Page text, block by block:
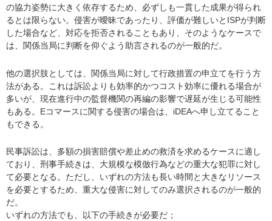
の協力姿勢に大きく依存するため、必ずしも一貫した成果が得られ
るとは限らない。侵害が曖昧であったり、評価が難しいとISPが判断
した場合など、対応を拒否されることもあり、そのようなケースで
は、関係当局に判断を仰ぐよう助言されるのが一般的だ。
他の選択肢としては、関係当局に対して行政措置の申立てを行う方
法がある。これは訴訟よりも効率的かつコスト効率に優れる場合が
多いが、現在進行中の監督機関の再編の影響で遅延が生じる可能性
もある。Eコマースに関する侵害の場合は、iDEAへ申し立てること
もできる。
民事訴訟は、多額の損害賠償や差止めの救済を求めるケースに適し
ており、刑事手続きは、大規模な模倣行為などの重大な犯罪に対し
て必要となる。ただし、いずれの方法も長い時間と大きなリソース
を必要とするため、重大な侵害に対してのみ選択されるのが一般的
だ。
いずれの方法でも、以下の手続きが必要だ；